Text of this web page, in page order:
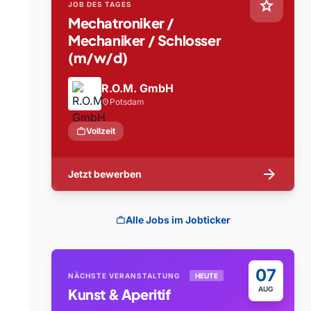
star
JOB DES TAGES
Mechatroniker /
Mechaniker / Schlosser
(m/w/d)
R.O.M. GmbH
location_on Potsdam
workVollzeit
Jetzt bewerben arrow_forward
workAlle Jobs im Jobticker
07
AUG
NÄCHSTE VERANSTALTUNG HEUTE
Kunst & Aperitif